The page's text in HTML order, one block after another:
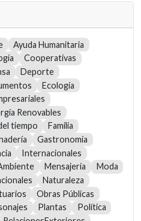
Ayuda Humanitaria
Cooperativas
Deporte
Ecología
Renovables
tiempo
Familia
Gastronomía
Internacionales
Mensajería
Moda
Naturaleza
Obras Públicas
Plantas
Política